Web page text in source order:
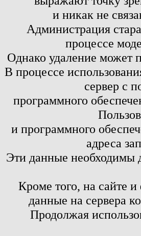
и никак не
Администрация
процессе
Однако удаление может
В процессе
сервер с
программного
и программного
адреса
Эти данные необходимы
Кроме того, на сайте
данные на сервера
Продолжая